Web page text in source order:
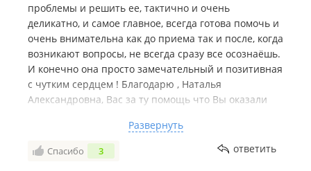
проблемы и решить ее, тактично и очень
деликатно, и самое главное, всегда готова помочь и
очень внимательна как до приема так и после, когда
возникают вопросы, не всегда сразу все осознаёшь.
И конечно она просто замечательный и позитивная
с чутким сердцем ! Благодарю , Наталья
Александровна, Вас за ту помощь что Вы оказали
Их просто нет
Комментарий:Хотелось бы побольше таких людей,
Развернуть
Спасибо 3 ответить